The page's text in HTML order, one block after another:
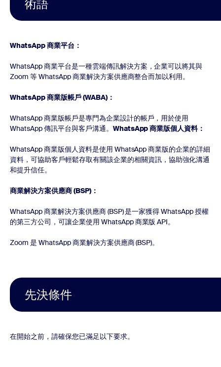
術語
WhatsApp 商業平台：
WhatsApp 商業平台是一種雲端傳訊解決方案，企業可以將其與
Zoom 等 WhatsApp 商業解決方案供應商整合而加以利用。
WhatsApp 商業版帳戶 (WABA)：
WhatsApp 商業版帳戶是專門為企業設計的帳戶，用於使用
WhatsApp 傳訊平台與客戶溝通。 WhatsApp 商業版個人資料：
WhatsApp 商業版個人資料是使用 WhatsApp 商業版的企業的詳細
資料，可協助客戶輕鬆存取有關該企業的相關資訊，協助強化溝通
和提升信任。
商業解決方案供應商 (BSP)：
WhatsApp 商業解決方案供應商 (BSP) 是一家獲得 WhatsApp 授權
的第三方公司，可讓企業使用 WhatsApp 商業版 API。
Zoom 是 WhatsApp 商業解決方案供應商 (BSP)。
先決條件
在開始之前，請確保您已滿足以下要求。